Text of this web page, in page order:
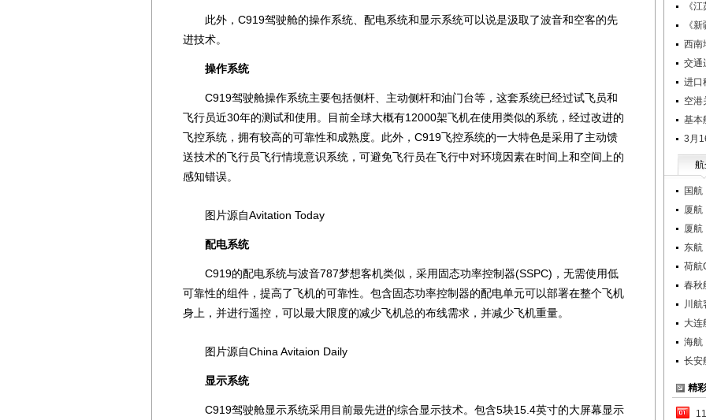
此外，C919驾驶舱的操作系统、配电系统和显示系统可以说是汲取了波音和空客的先
进技术。
操作系统
C919驾驶舱操作系统主要包括侧杆、主动侧杆和油门台等，这套系统已经过试飞员和
飞行员近30年的测试和使用。目前全球大概有12000架飞机在使用类似的系统，经过改进的
飞控系统，拥有较高的可靠性和成熟度。此外，C919飞控系统的一大特色是采用了主动馈
送技术的飞行员飞行情境意识系统，可避免飞行员在飞行中对环境因素在时间上和空间上的
感知错误。
图片源自Avitation Today
配电系统
C919的配电系统与波音787梦想客机类似，采用固态功率控制器(SSPC)，无需使用低
可靠性的组件，提高了飞机的可靠性。包含固态功率控制器的配电单元可以部署在整个飞机
身上，并进行遥控，可以最大限度的减少飞机总的布线需求，并减少飞机重量。
图片源自China Avitaion Daily
显示系统
C919驾驶舱显示系统采用目前最先进的综合显示技术。包含5块15.4英寸的大屏幕显示
《
《
西南
交通
进口
空港
基本
3月
国
厦航
厦航
东航
荷航
春秋
川
大连
海航
长安
精